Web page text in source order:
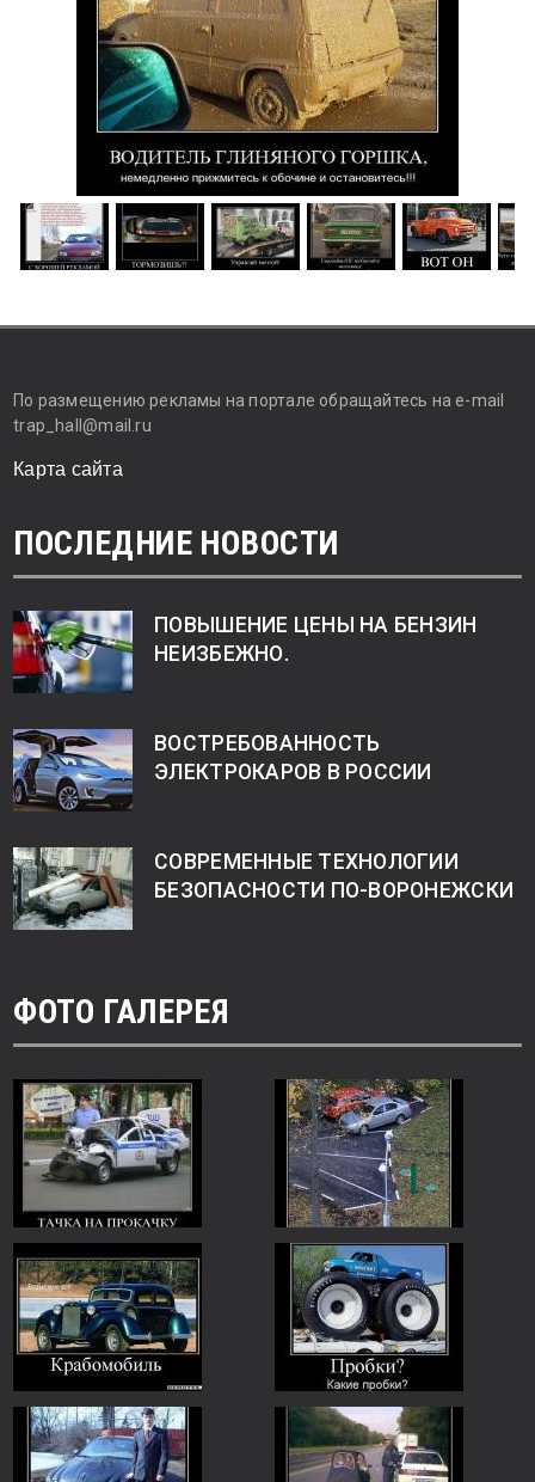
По размещению рекламы на портале обращайтесь на e-mail
trap_hall@mail.ru
Карта сайта
ПОСЛЕДНИЕ НОВОСТИ
ПОВЫШЕНИЕ ЦЕНЫ НА БЕНЗИН
НЕИЗБЕЖНО.
ВОСТРЕБОВАННОСТЬ
ЭЛЕКТРОКАРОВ В РОССИИ
СОВРЕМЕННЫЕ ТЕХНОЛОГИИ
БЕЗОПАСНОСТИ ПО-ВОРОНЕЖСКИ
ФОТО ГАЛЕРЕЯ